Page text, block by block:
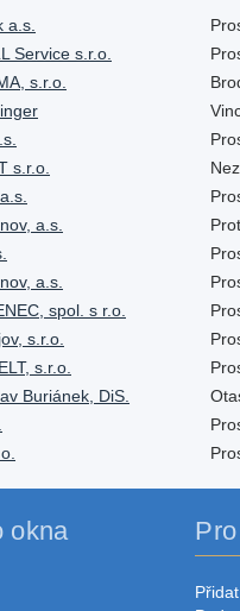
a.s.
Service s.r.o.
s.r.o.
s.r.o.
a.s.
a.s.
spol. s r.o.
s.r.o.
s.r.o.
Buriánek, DiS.
okna